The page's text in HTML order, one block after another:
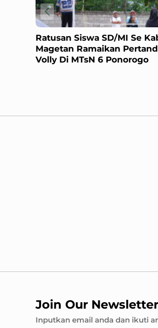
Ratusan Siswa SD/MI Se
Magetan Ramaikan
Volly Di MTsN 6 Ponorogo
Join Our Newsletter
Inputkan email anda dan ikuti